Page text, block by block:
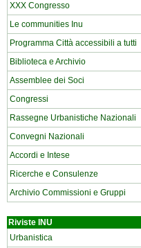
XXX Congresso
Le communities Inu
Programma Città accessibili a tutti
Biblioteca e Archivio
Assemblee dei Soci
Congressi
Rassegne Urbanistiche Nazionali
Convegni Nazionali
Accordi e Intese
Ricerche e Consulenze
Archivio Commissioni e Gruppi
Riviste INU
Urbanistica